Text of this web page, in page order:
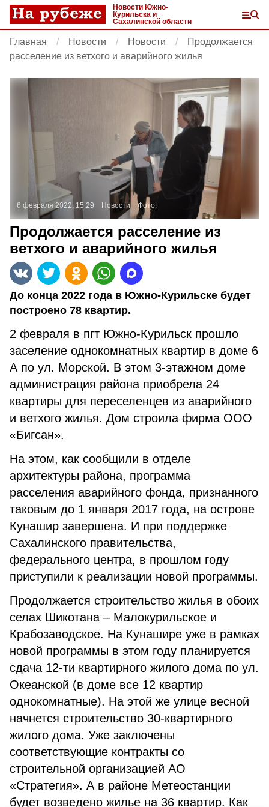
Новости Южно-
Курильска и
Сахалинской области
Главная Новости Новости
Продолжается
расселение из ветхого и аварийного жилья
6 февраля 2022, 15:29 Новости Фото:
Продолжается расселение из
ветхого и аварийного жилья
До конца 2022 года в Южно-Курильске будет
построено 78 квартир.
2 февраля в пгт Южно-Курильск прошло
заселение однокомнатных квартир в доме 6
А по ул. Морской. В этом 3-этажном доме
администрация района приобрела 24
квартиры для переселенцев из аварийного
и ветхого жилья. Дом строила фирма ООО
«Бигсан».
На этом, как сообщили в отделе
архитектуры района, программа
расселения аварийного фонда, признанного
таковым до 1 января 2017 года, на острове
Кунашир завершена. И при поддержке
Сахалинского правительства,
федерального центра, в прошлом году
приступили к реализации новой программы.
Продолжается строительство жилья в обоих
селах Шикотана – Малокурильское и
Крабозаводское. На Кунашире уже в рамках
новой программы в этом году планируется
сдача 12-ти квартирного жилого дома по ул.
Океанской (в доме все 12 квартир
однокомнатные). На этой же улице весной
начнется строительство 30-квартирного
жилого дома. Уже заключены
соответствующие контракты со
строительной организацией АО
«Стратегия». А в районе Метеостанции
будет возведено жилье на 36 квартир. Как